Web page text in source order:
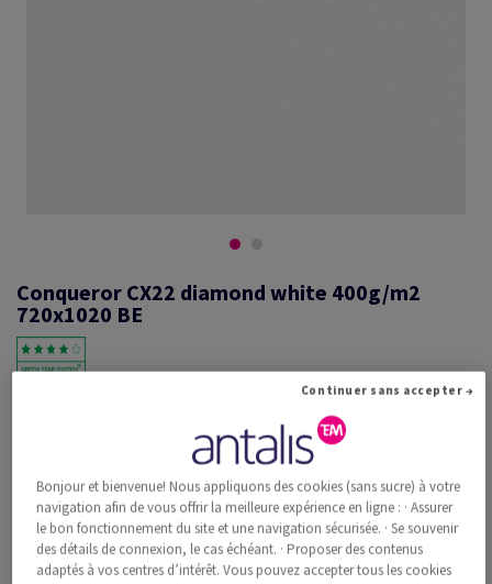
Conqueror CX22 diamond white 400g/m2
720x1020 BE
Conqueror CX22, diamond white, 400g/m2, lisse, sans filigrane,
woodfree ECF with 15% cotton, 420µm, 720mm x 1020mm, B1+, BE,
Paquet de 50 feuilles, FSC Mix Credit
Information additionnelle
Recommander ce produit
Prix catalogue TVA incl.
Bonjour et bienvenue! Nous appliquons des cookies (sans sucre) à votre
navigation afin de vous offrir la meilleure expérience en ligne : · Assurer
le bon fonctionnement du site et une navigation sécurisée. · Se souvenir
des détails de connexion, le cas échéant. · Proposer des contenus
adaptés à vos centres d’intérêt. Vous pouvez accepter tous les cookies
Continuer sans accepter →